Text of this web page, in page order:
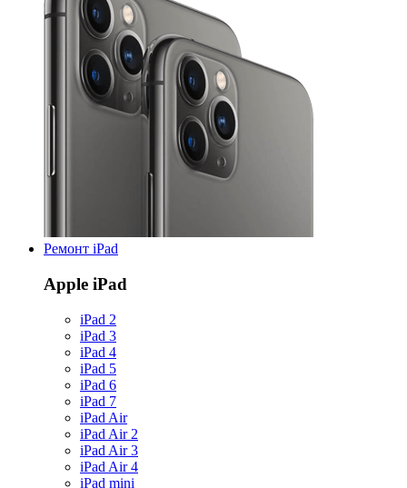
Ремонт iPad
Apple iPad
iPad 2
iPad 3
iPad 4
iPad 5
iPad 6
iPad 7
iPad Air
iPad Air 2
iPad Air 3
iPad Air 4
iPad mini